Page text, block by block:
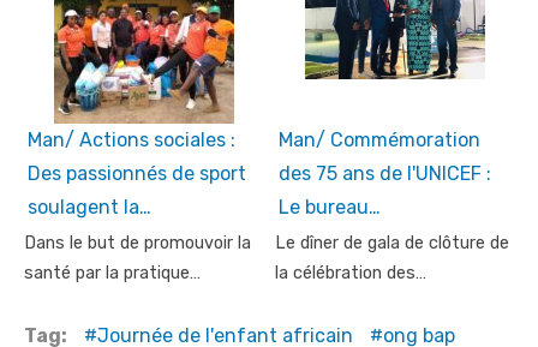
Man/ Actions sociales :
Des passionnés de sport
soulagent la…
Dans le but de promouvoir la
santé par la pratique…
Man/ Commémoration
des 75 ans de l'UNICEF :
Le bureau…
Le dîner de gala de clôture de
la célébration des…
Tag: Journée de l'enfant africain
ong bap